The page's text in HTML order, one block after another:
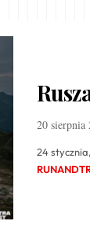
20 sierpnia
24